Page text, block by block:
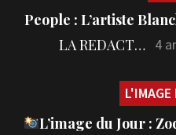
People : L’artiste
LA REDACTION 4
L’image du Jour :